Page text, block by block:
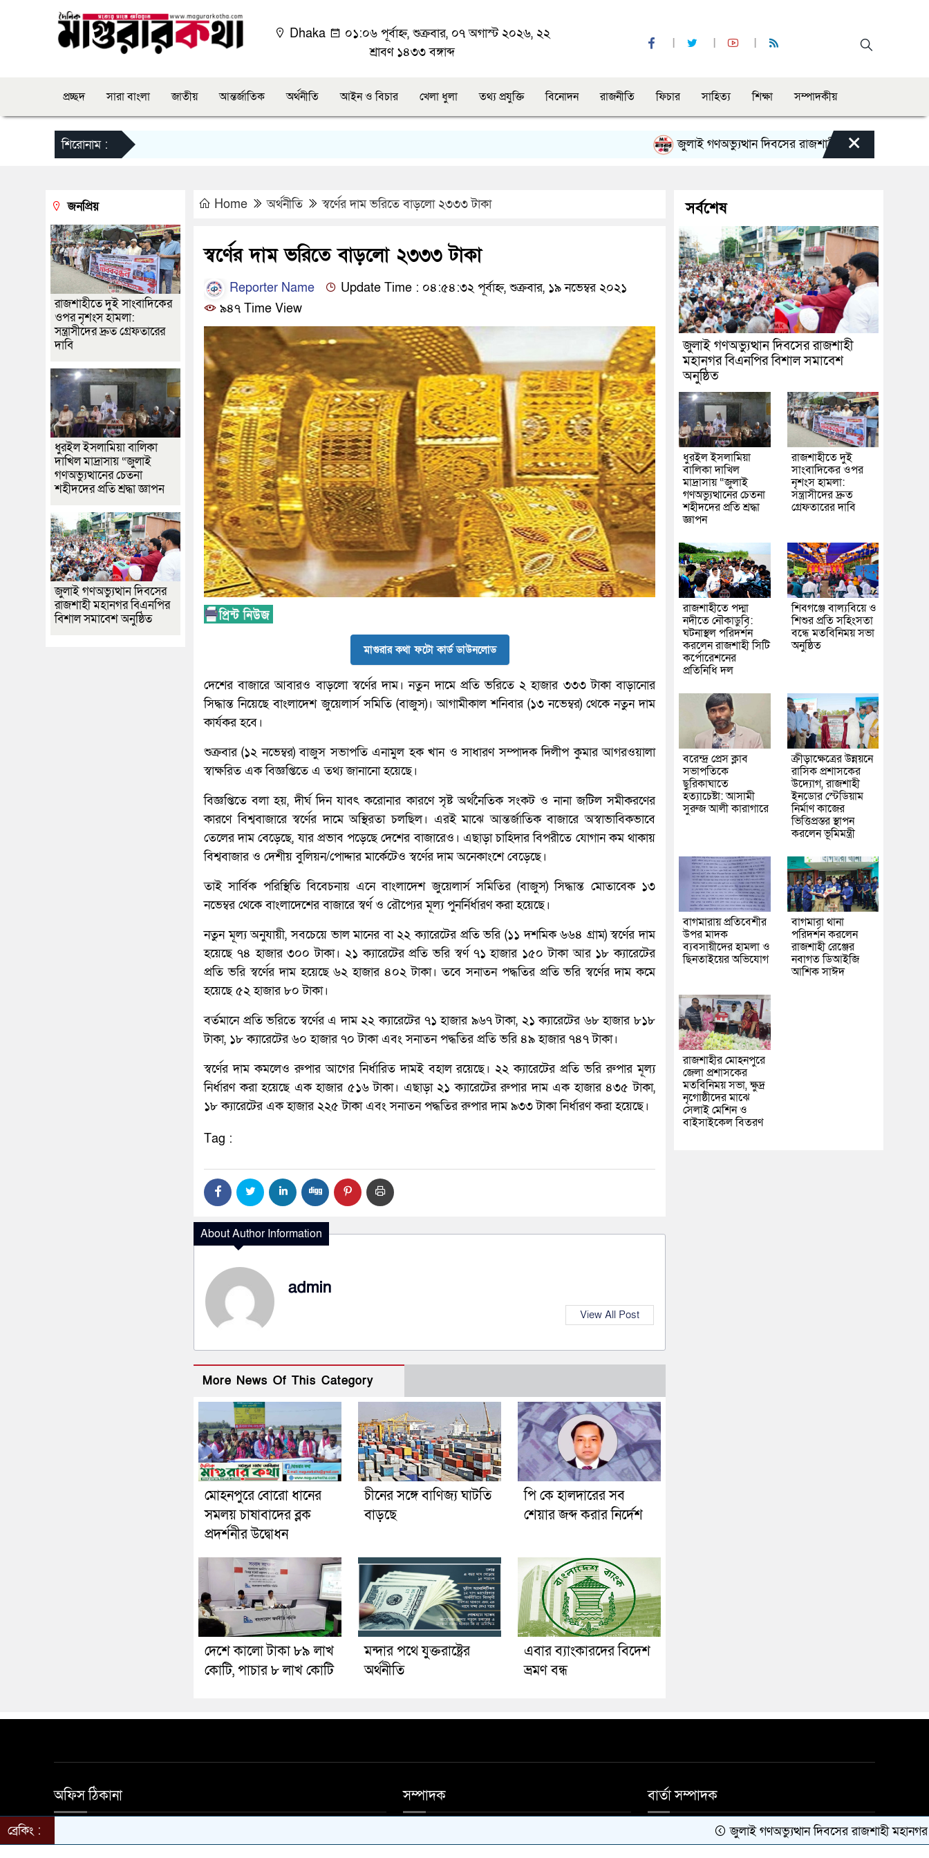
Dhaka
০১:০৬ পূর্বাহ্ন, শুক্রবার, ০৭ অগাস্ট ২০২৬, ২২
শ্রাবণ ১৪৩৩ বঙ্গাব্দ
প্রচ্ছদ সারা বাংলা জাতীয় আন্তর্জাতিক অর্থনীতি আইন ও বিচার খেলা ধুলা তথ্য প্রযুক্তি বিনোদন রাজনীতি ফিচার সাহিত্য শিক্ষা সম্পাদকীয়
শিরোনাম : জুলাই গণঅভ্যুত্থান দিবসের রাজশাহী মহানগর বিএনপির বিশাল
×
Home অর্থনীতি স্বর্ণের দাম ভরিতে বাড়লো ২৩৩৩ টাকা
স্বর্ণের দাম ভরিতে বাড়লো ২৩৩৩ টাকা
Reporter Name
Update Time : ০৪:৫৪:৩২ পূর্বাহ্ন, শুক্রবার, ১৯ নভেম্বর ২০২১
৯৪৭ Time View
মাগুরার কথা ফটো কার্ড ডাউনলোড
দেশের বাজারে আবারও বাড়লো স্বর্ণের দাম। নতুন দামে প্রতি ভরিতে ২ হাজার ৩৩৩ টাকা বাড়ানোর
সিদ্ধান্ত নিয়েছে বাংলাদেশ জুয়েলার্স সমিতি (বাজুস)। আগামীকাল শনিবার (১৩ নভেম্বর) থেকে নতুন দাম
কার্যকর হবে।
শুক্রবার (১২ নভেম্বর) বাজুস সভাপতি এনামুল হক খান ও সাধারণ সম্পাদক দিলীপ কুমার আগরওয়ালা
স্বাক্ষরিত এক বিজ্ঞপ্তিতে এ তথ্য জানানো হয়েছে।
বিজ্ঞপ্তিতে বলা হয়, দীর্ঘ দিন যাবৎ করোনার কারণে সৃষ্ট অর্থনৈতিক সংকট ও নানা জটিল সমীকরণের
কারণে বিশ্ববাজারে স্বর্ণের দামে অস্থিরতা চলছিল। এরই মাঝে আন্তর্জাতিক বাজারে অস্বাভাবিকভাবে
তেলের দাম বেড়েছে, যার প্রভাব পড়েছে দেশের বাজারেও। এছাড়া চাহিদার বিপরীতে যোগান কম থাকায়
বিশ্ববাজার ও দেশীয় বুলিয়ন/পোদ্দার মার্কেটেও স্বর্ণের দাম অনেকাংশে বেড়েছে।
তাই সার্বিক পরিস্থিতি বিবেচনায় এনে বাংলাদেশ জুয়েলার্স সমিতির (বাজুস) সিদ্ধান্ত মোতাবেক ১৩
নভেম্বর থেকে বাংলাদেশের বাজারে স্বর্ণ ও রৌপ্যের মূল্য পুনর্নির্ধারণ করা হয়েছে।
নতুন মূল্য অনুযায়ী, সবচেয়ে ভাল মানের বা ২২ ক্যারেটের প্রতি ভরি (১১ দশমিক ৬৬৪ গ্রাম) স্বর্ণের দাম
হয়েছে ৭৪ হাজার ৩০০ টাকা। ২১ ক্যারেটের প্রতি ভরি স্বর্ণ ৭১ হাজার ১৫০ টাকা আর ১৮ ক্যারেটের
প্রতি ভরি স্বর্ণের দাম হয়েছে ৬২ হাজার ৪০২ টাকা। তবে সনাতন পদ্ধতির প্রতি ভরি স্বর্ণের দাম কমে
হয়েছে ৫২ হাজার ৮০ টাকা।
বর্তমানে প্রতি ভরিতে স্বর্ণের এ দাম ২২ ক্যারেটের ৭১ হাজার ৯৬৭ টাকা, ২১ ক্যারেটের ৬৮ হাজার ৮১৮
টাকা, ১৮ ক্যারেটের ৬০ হাজার ৭০ টাকা এবং সনাতন পদ্ধতির প্রতি ভরি ৪৯ হাজার ৭৪৭ টাকা।
স্বর্ণের দাম কমলেও রুপার আগের নির্ধারিত দামই বহাল রয়েছে। ২২ ক্যারেটের প্রতি ভরি রুপার মূল্য
নির্ধারণ করা হয়েছে এক হাজার ৫১৬ টাকা। এছাড়া ২১ ক্যারেটের রুপার দাম এক হাজার ৪৩৫ টাকা,
১৮ ক্যারেটের এক হাজার ২২৫ টাকা এবং সনাতন পদ্ধতির রুপার দাম ৯৩৩ টাকা নির্ধারণ করা হয়েছে।
Tag :
About Author Information
admin
View All Post
More News Of This Category
মোহনপুরে বোরো ধানের
সমলয় চাষাবাদের ব্লক
প্রদর্শনীর উদ্বোধন
চীনের সঙ্গে বাণিজ্য ঘাটতি
বাড়ছে
পি কে হালদারের সব
শেয়ার জব্দ করার নির্দেশ
দেশে কালো টাকা ৮৯ লাখ
কোটি, পাচার ৮ লাখ কোটি
মন্দার পথে যুক্তরাষ্ট্রের
অর্থনীতি
এবার ব্যাংকারদের বিদেশ
ভ্রমণ বন্ধ
জনপ্রিয়
রাজশাহীতে দুই সাংবাদিকের
ওপর নৃশংস হামলা:
সন্ত্রাসীদের দ্রুত গ্রেফতারের
দাবি
ধুরইল ইসলামিয়া বালিকা
দাখিল মাদ্রাসায় “জুলাই
গণঅভ্যুত্থানের চেতনা
শহীদদের প্রতি শ্রদ্ধা জ্ঞাপন
জুলাই গণঅভ্যুত্থান দিবসের
রাজশাহী মহানগর বিএনপির
বিশাল সমাবেশ অনুষ্ঠিত
সর্বশেষ
জুলাই গণঅভ্যুত্থান দিবসের রাজশাহী
মহানগর বিএনপির বিশাল সমাবেশ
অনুষ্ঠিত
ধুরইল ইসলামিয়া
বালিকা দাখিল
মাদ্রাসায় “জুলাই
গণঅভ্যুত্থানের চেতনা
শহীদদের প্রতি শ্রদ্ধা
জ্ঞাপন
রাজশাহীতে দুই
সাংবাদিকের ওপর
নৃশংস হামলা:
সন্ত্রাসীদের দ্রুত
গ্রেফতারের দাবি
রাজশাহীতে পদ্মা
নদীতে নৌকাডুবি:
ঘটনাস্থল পরিদর্শন
করলেন রাজশাহী সিটি
কর্পোরেশনের
প্রতিনিধি দল
শিবগঞ্জে বাল্যবিয়ে ও
শিশুর প্রতি সহিংসতা
বন্ধে মতবিনিময় সভা
অনুষ্ঠিত
বরেন্দ্র প্রেস ক্লাব
সভাপতিকে
ছুরিকাঘাতে
হত্যাচেষ্টা: আসামী
সুরুজ আলী কারাগারে
ক্রীড়াক্ষেত্রের উন্নয়নে
রাসিক প্রশাসকের
উদ্যোগ, রাজশাহী
ইনডোর স্টেডিয়াম
নির্মাণ কাজের
ভিত্তিপ্রস্তর স্থাপন
করলেন ভূমিমন্ত্রী
বাগমারায় প্রতিবেশীর
উপর মাদক
ব্যবসায়ীদের হামলা ও
ছিনতাইয়ের অভিযোগ
বাগমারা থানা
পরিদর্শন করলেন
রাজশাহী রেঞ্জের
নবাগত ডিআইজি
আশিক সাঈদ
রাজশাহীর মোহনপুরে
জেলা প্রশাসকের
মতবিনিময় সভা, ক্ষুদ্র
নৃগোষ্ঠীদের মাঝে
সেলাই মেশিন ও
বাইসাইকেল বিতরণ
অফিস ঠিকানা সম্পাদক বার্তা সম্পাদক
মোঃ জাহিদুল ইসলাম।
ব্রেকিং : জুলাই গণঅভ্যুত্থান দিবসের রাজশাহী মহানগর